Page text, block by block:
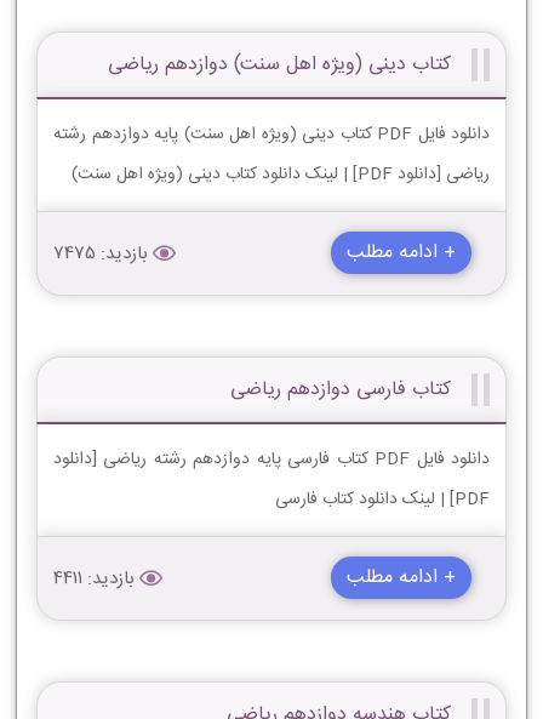
کتاب دینی (ویژه اهل سنت) دوازدهم ریاضی
دانلود فایل PDF کتاب دینی (ویژه اهل سنت) پایه دوازدهم رشته
ریاضی [دانلود PDF] | لینک دانلود کتاب دینی (ویژه اهل سنت)
+ ادامه مطلب بازدید: 7475
کتاب فارسی دوازدهم ریاضی
دانلود فایل PDF کتاب فارسی پایه دوازدهم رشته ریاضی [دانلود
PDF] | لینک دانلود کتاب فارسی
+ ادامه مطلب بازدید: 4411